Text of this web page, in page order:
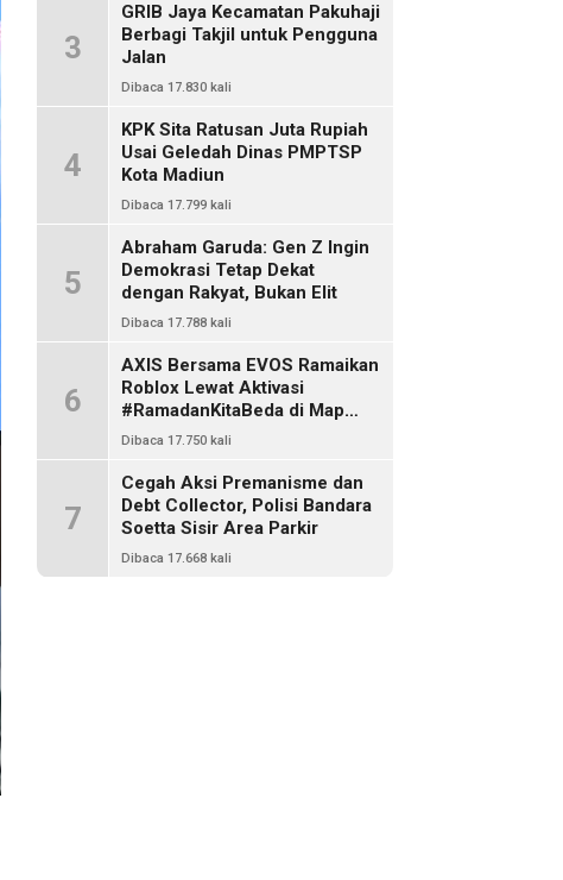
3
GRIB Jaya Kecamatan Pakuhaji
Berbagi Takjil untuk Pengguna
Jalan
Dibaca 17.830 kali
4
KPK Sita Ratusan Juta Rupiah
Usai Geledah Dinas PMPTSP
Kota Madiun
Dibaca 17.799 kali
5
Abraham Garuda: Gen Z Ingin
Demokrasi Tetap Dekat
dengan Rakyat, Bukan Elit
Dibaca 17.788 kali
6
AXIS Bersama EVOS Ramaikan
Roblox Lewat Aktivasi
#RamadanKitaBeda di Map
Indo Chat
Dibaca 17.750 kali
7
Cegah Aksi Premanisme dan
Debt Collector, Polisi Bandara
Soetta Sisir Area Parkir
Dibaca 17.668 kali